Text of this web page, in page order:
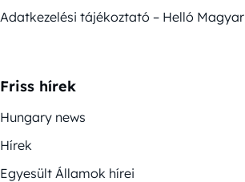
Adatkezelési tájékoztató – Helló Magyar
Friss hírek
Hungary news
Hírek
Egyesült Államok hírei